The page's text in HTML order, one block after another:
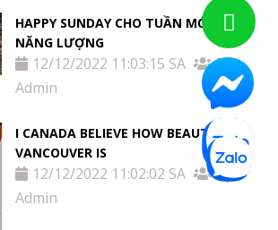
HAPPY SUNDAY CHO TUẦN MỚI NHIỀU
NĂNG LƯỢNG
12/12/2022 11:03:15 SA
By
Admin
I CANADA BELIEVE HOW BEAUTIFUL
VANCOUVER IS
12/12/2022 11:02:02 SA
By
Admin